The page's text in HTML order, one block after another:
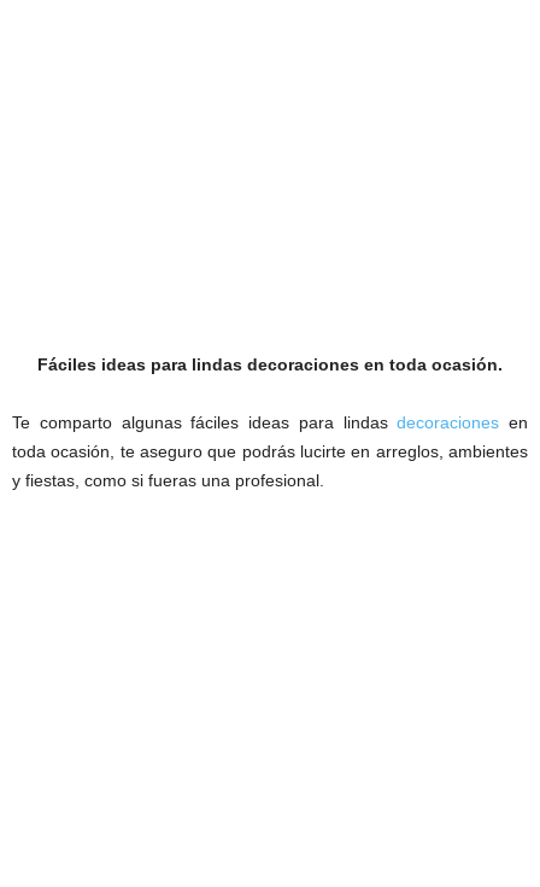
Fáciles ideas para lindas decoraciones en toda ocasión.
Te comparto algunas fáciles ideas para lindasdecoraciones en
toda ocasión, te aseguro que podrás lucirte en arreglos, ambientes
y fiestas, como si fueras una profesional.